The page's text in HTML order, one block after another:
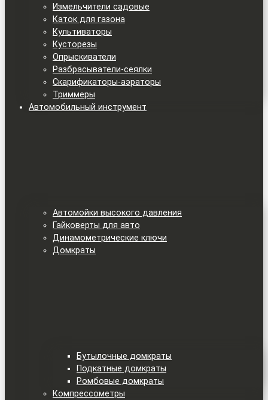
Измельчители садовые
Каток для газона
Культиваторы
Кусторезы
Опрыскиватели
Разбрасыватели-сеялки
Скарификаторы-аэраторы
Триммеры
Автомобильный инструмент
Автомойки высокого давления
Гайковерты для авто
Динамометрические ключи
Домкраты
Бутылочные домкраты
Подкатные домкраты
Ромбовые домкраты
Компрессометры